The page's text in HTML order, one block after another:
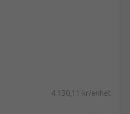
4 130,11 kr/enhet